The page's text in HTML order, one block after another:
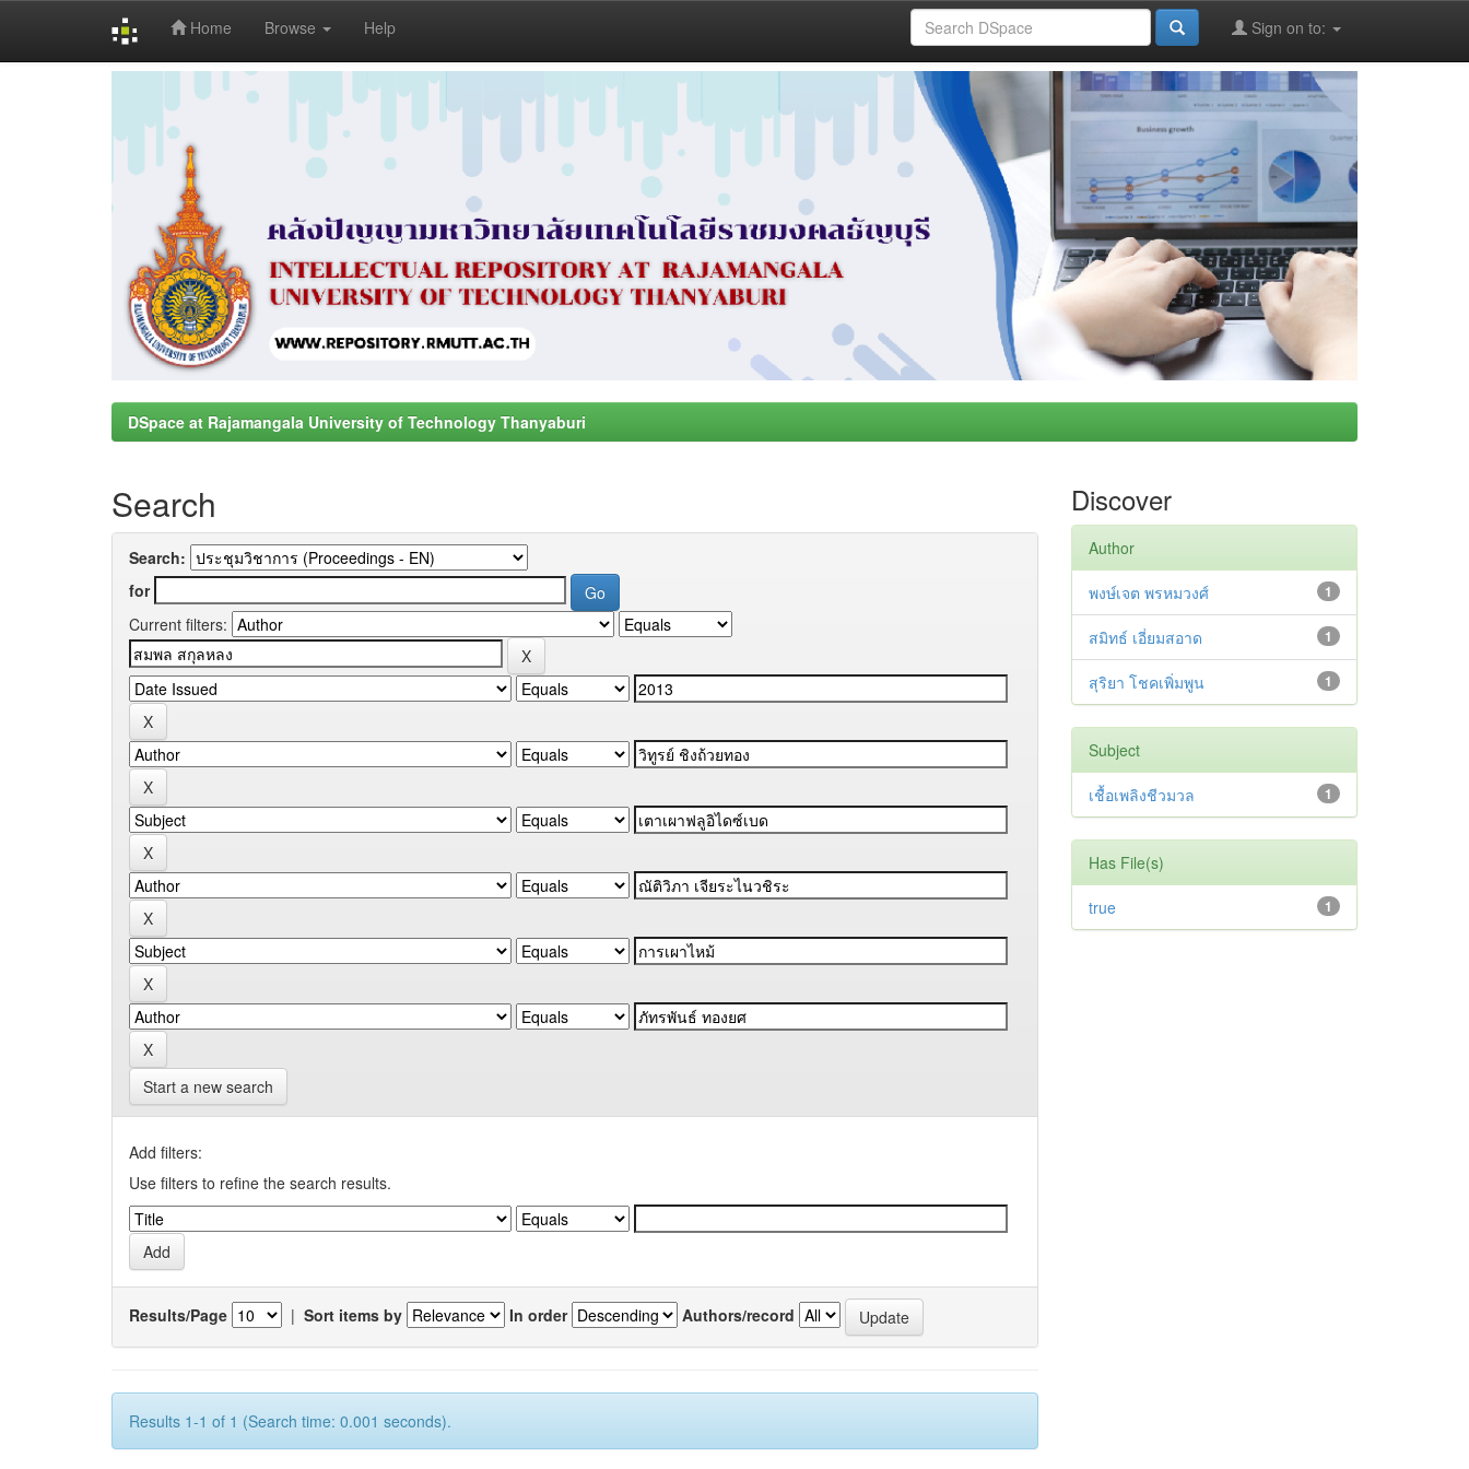
Home Browse Help Sign on to:
DSpace at Rajamangala University of Technology Thanyaburi
Search
Search:
for
Current filters:
Start a new search
Add filters:
Use filters to refine the search results.
Results/Page | Sort items by In order Authors/record
Results 1-1 of 1 (Search time: 0.001 seconds).
Discover
Author
1
พงษ์เจต พรหมวงศ์
1
สมิทธ์ เอี่ยมสอาด
1
สุริยา โชคเพิ่มพูน
Subject
1
เชื้อเพลิงชีวมวล
Has File(s)
1
true